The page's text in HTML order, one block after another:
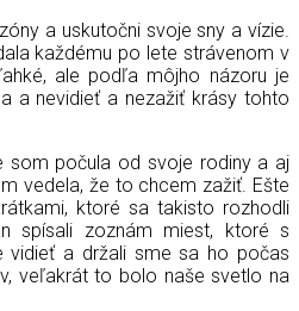
a uskutočni svoje sny a vízie.
každému po lete strávenom v
ale podľa môjho názoru je
a nevidieť a nezažiť krásy tohto
som počula od svoje rodiny a aj
vedela, že to chcem zažiť. Ešte
ktoré sa takisto rozhodli
spísali zoznám miest, ktoré s
vidieť a držali sme sa ho počas
veľakrát to bolo naše svetlo na